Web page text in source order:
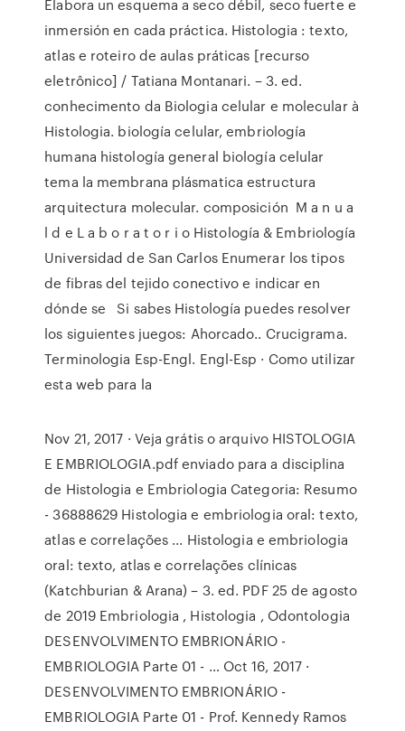
Elabora un esquema a seco débil, seco fuerte e
inmersión en cada práctica. Histologia : texto,
atlas e roteiro de aulas práticas [recurso
eletrônico] / Tatiana Montanari. – 3. ed.
conhecimento da Biologia celular e molecular à
Histologia. biología celular, embriología
humana histología general biología celular
tema la membrana plásmatica estructura
arquitectura molecular. composición M a n u a
l d e L a b o r a t o r i o Histología & Embriología
Universidad de San Carlos Enumerar los tipos
de fibras del tejido conectivo e indicar en
dónde se Si sabes Histología puedes resolver
los siguientes juegos: Ahorcado.. Crucigrama.
Terminologia Esp-Engl. Engl-Esp · Como utilizar
esta web para la
Nov 21, 2017 · Veja grátis o arquivo HISTOLOGIA
E EMBRIOLOGIA.pdf enviado para a disciplina
de Histologia e Embriologia Categoria: Resumo
- 36888629 Histologia e embriologia oral: texto,
atlas e correlações ... Histologia e embriologia
oral: texto, atlas e correlações clínicas
(Katchburian & Arana) – 3. ed. PDF 25 de agosto
de 2019 Embriologia , Histologia , Odontologia
DESENVOLVIMENTO EMBRIONÁRIO -
EMBRIOLOGIA Parte 01 - … Oct 16, 2017 ·
DESENVOLVIMENTO EMBRIONÁRIO -
EMBRIOLOGIA Parte 01 - Prof. Kennedy Ramos